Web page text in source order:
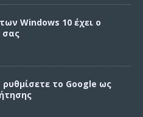
Windows 10 έχει ο
σας
το Google ως